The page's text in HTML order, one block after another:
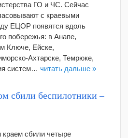
ГО и ЧС. Сейчас
с краевыми
ЕЦОР появятся вдоль
побережья: в Анапе,
Ключе, Ейске,
Ахтарске, Темрюке,
систем… читать дальше »
сбили беспилотники –
сбили четыре